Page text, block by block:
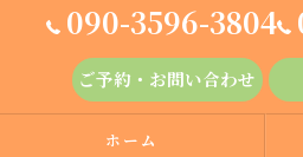
090-3596-3804
ご予約・お問い合わせ
ホーム